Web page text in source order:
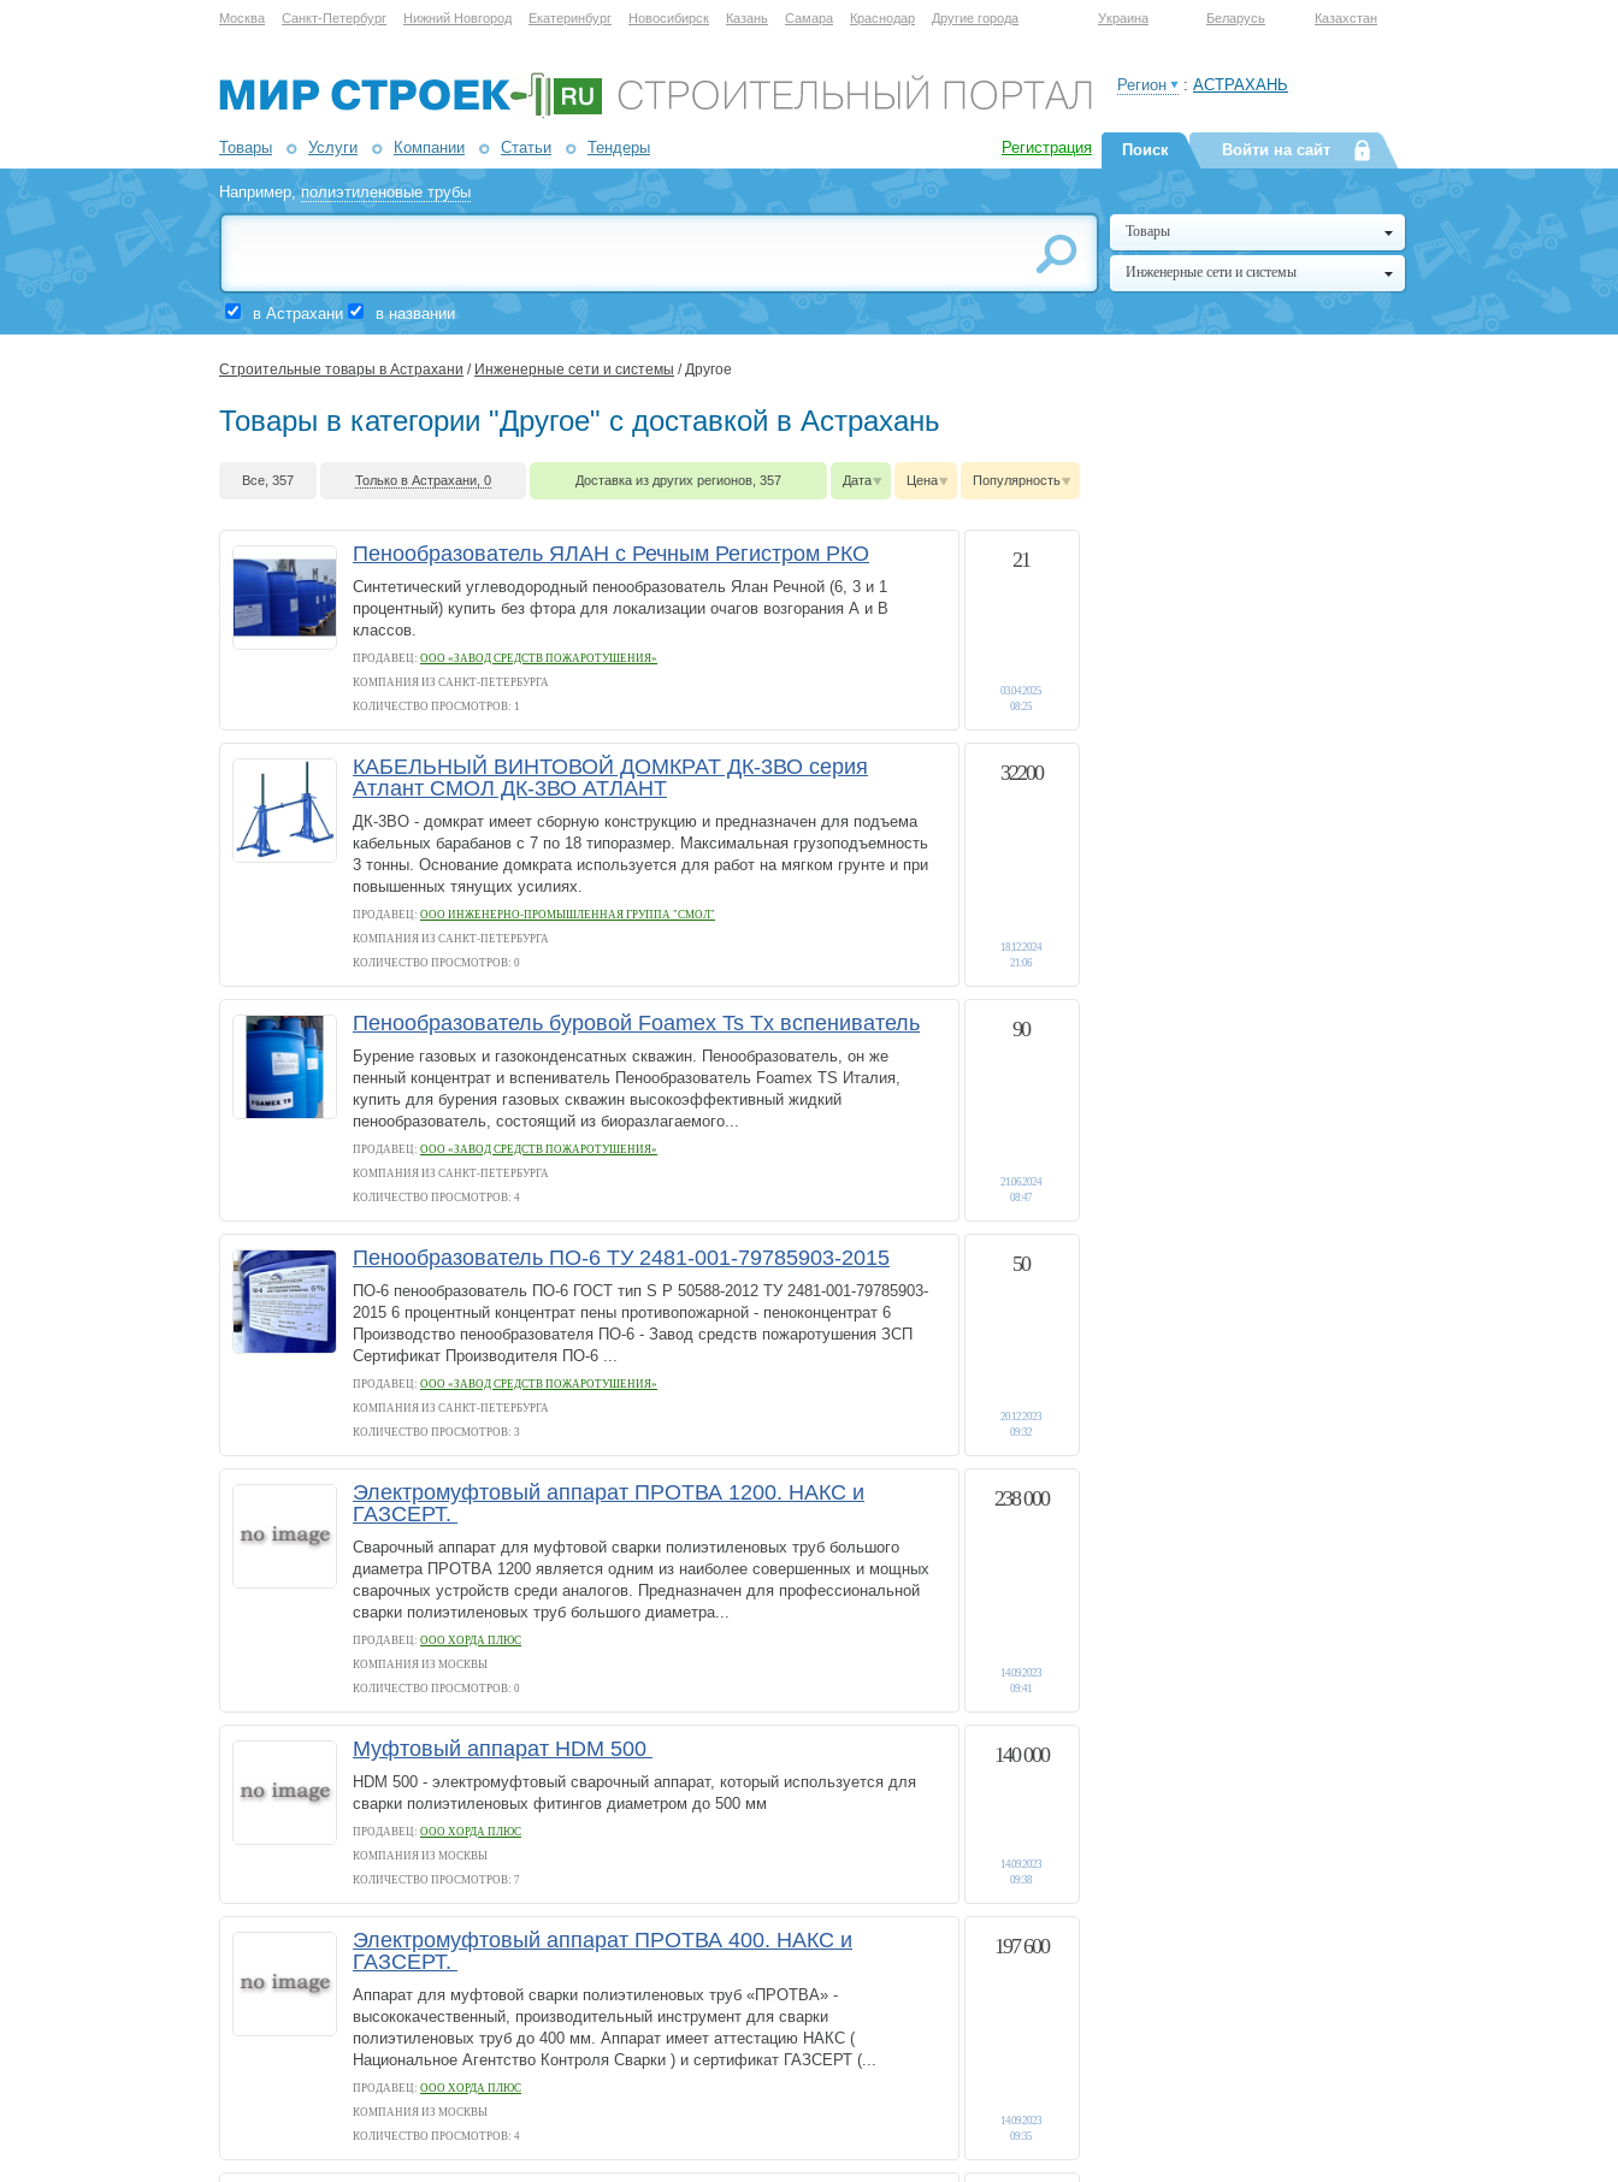
Москва Санкт-Петербург Нижний Новгород Екатеринбург Новосибирск Казань Самара Краснодар Другие города Украина Беларусь Казахстан
Товары Услуги Компании Статьи Тендеры Регистрация
Регион : АСТРАХАНЬ
Например,полиэтиленовые трубы
в Астрахани в названии
Поиск Войти на сайт
Товары
Инженерные сети и системы
Строительные товары в Астрахани / Инженерные сети и системы / Другое
Товары в категории "Другое" с доставкой в Астрахань
Все, 357 Только в Астрахани, 0 Доставка из других регионов, 357 Дата Цена Популярность
Пенообразователь ЯЛАН с Речным Регистром РКО
Синтетический углеводородный пенообразователь Ялан Речной (6, 3 и 1
процентный) купить без фтора для локализации очагов возгорания А и В
классов.
ПРОДАВЕЦ: ООО «ЗАВОД СРЕДСТВ ПОЖАРОТУШЕНИЯ»
КОМПАНИЯ ИЗ САНКТ-ПЕТЕРБУРГА
КОЛИЧЕСТВО ПРОСМОТРОВ: 1
21
03.04.2025
08:25
КАБЕЛЬНЫЙ ВИНТОВОЙ ДОМКРАТ ДК-3ВО серия
Атлант СМОЛ ДК-3ВО АТЛАНТ
ДК-3ВО - домкрат имеет сборную конструкцию и предназначен для подъема
кабельных барабанов с 7 по 18 типоразмер. Максимальная грузоподъемность
3 тонны. Основание домкрата используется для работ на мягком грунте и при
повышенных тянущих усилиях.
ПРОДАВЕЦ: ООО ИНЖЕНЕРНО-ПРОМЫШЛЕННАЯ ГРУППА "СМОЛ"
КОМПАНИЯ ИЗ САНКТ-ПЕТЕРБУРГА
КОЛИЧЕСТВО ПРОСМОТРОВ: 0
32200
18.12.2024
21:06
Пенообразователь буровой Foamex Ts Tx вспениватель
Бурение газовых и газоконденсатных скважин. Пенообразователь, он же
пенный концентрат и вспениватель Пенообразователь Foamex TS Италия,
купить для бурения газовых скважин высокоэффективный жидкий
пенообразователь, состоящий из биоразлагаемого...
ПРОДАВЕЦ: ООО «ЗАВОД СРЕДСТВ ПОЖАРОТУШЕНИЯ»
КОМПАНИЯ ИЗ САНКТ-ПЕТЕРБУРГА
КОЛИЧЕСТВО ПРОСМОТРОВ: 4
90
21.06.2024
08:47
Пенообразователь ПО-6 ТУ 2481-001-79785903-2015
ПО-6 пенообразователь ПО-6 ГОСТ тип S Р 50588-2012 ТУ 2481-001-79785903-
2015 6 процентный концентрат пены противопожарной - пеноконцентрат 6
Производство пенообразователя ПО-6 - Завод средств пожаротушения ЗСП
Сертификат Производителя ПО-6 ...
ПРОДАВЕЦ: ООО «ЗАВОД СРЕДСТВ ПОЖАРОТУШЕНИЯ»
КОМПАНИЯ ИЗ САНКТ-ПЕТЕРБУРГА
КОЛИЧЕСТВО ПРОСМОТРОВ: 3
50
20.12.2023
09:32
Электромуфтовый аппарат ПРОТВА 1200. НАКС и
ГАЗСЕРТ.
Сварочный аппарат для муфтовой сварки полиэтиленовых труб большого
диаметра ПРОТВА 1200 является одним из наиболее совершенных и мощных
сварочных устройств среди аналогов. Предназначен для профессиональной
сварки полиэтиленовых труб большого диаметра...
ПРОДАВЕЦ: ООО ХОРДА ПЛЮС
КОМПАНИЯ ИЗ МОСКВЫ
КОЛИЧЕСТВО ПРОСМОТРОВ: 0
238 000
14.09.2023
09:41
Муфтовый аппарат HDM 500
HDM 500 - электромуфтовый сварочный аппарат, который используется для
сварки полиэтиленовых фитингов диаметром до 500 мм
ПРОДАВЕЦ: ООО ХОРДА ПЛЮС
КОМПАНИЯ ИЗ МОСКВЫ
КОЛИЧЕСТВО ПРОСМОТРОВ: 7
140 000
14.09.2023
09:38
Электромуфтовый аппарат ПРОТВА 400. НАКС и
ГАЗСЕРТ.
Аппарат для муфтовой сварки полиэтиленовых труб «ПРОТВА» -
высококачественный, производительный инструмент для сварки
полиэтиленовых труб до 400 мм. Аппарат имеет аттестацию НАКС (
Национальное Агентство Контроля Сварки ) и сертификат ГАЗСЕРТ (...
ПРОДАВЕЦ: ООО ХОРДА ПЛЮС
КОМПАНИЯ ИЗ МОСКВЫ
КОЛИЧЕСТВО ПРОСМОТРОВ: 4
197 600
14.09.2023
09:35